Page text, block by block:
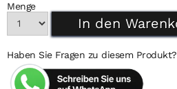
Menge
Haben Sie Fragen zu diesem Produkt?